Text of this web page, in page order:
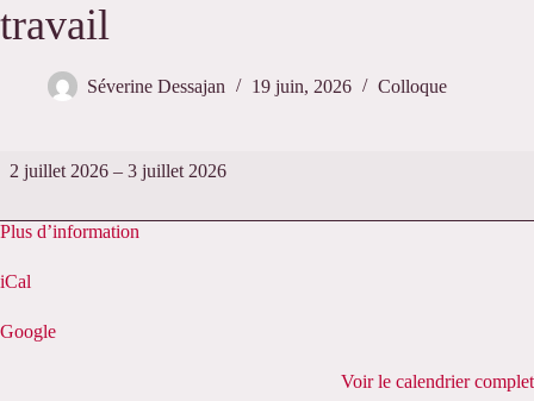
travail
Séverine Dessajan 19 juin, 2026 Colloque
Doctoriales
de
santé
2 juillet 2026 – 3 juillet 2026
Plus d’information
iCal
Google
Voir le calendrier complet